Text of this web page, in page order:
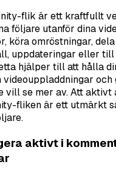
flik är ett kraftfullt
följare utanför dina
köra omröstningar,
uppdateringar eller till
hjälper till att hålla
videouppladdningar
vill se mer av. Att aktivt
fliken är ett utmärkt
aktivt i